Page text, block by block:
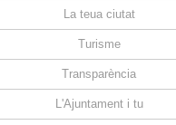
La teua ciutat
Turisme
Transparència
L'Ajuntament i tu